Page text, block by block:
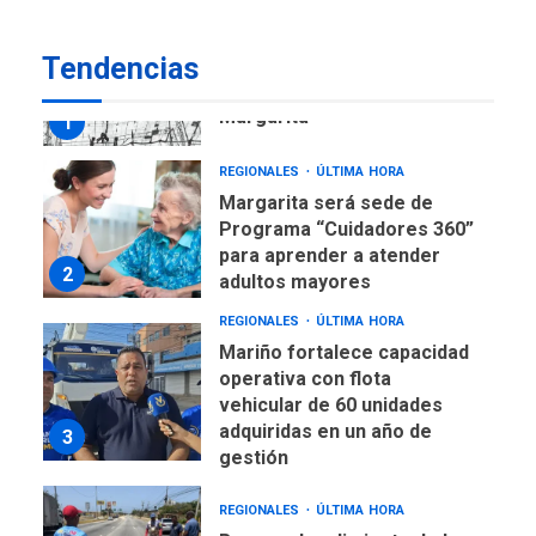
Tendencias
1
Margarita
2
REGIONALES ÚLTIMA HORA
Margarita será sede de
Programa “Cuidadores 360”
para aprender a atender
adultos mayores
3
REGIONALES ÚLTIMA HORA
Mariño fortalece capacidad
operativa con flota
vehicular de 60 unidades
adquiridas en un año de
gestión
REGIONALES ÚLTIMA HORA